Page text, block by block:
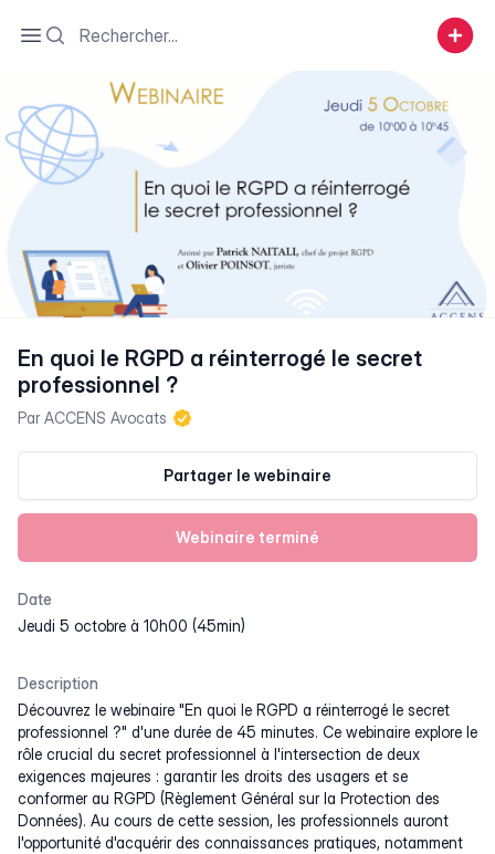
Open sidebar
Search
En quoi le RGPD a réinterrogé le secret
professionnel ?
ParACCENS Avocats
Partager le webinaire
Webinaire terminé
Date
jeudi 5 octobre à 10h00 (45min)
Description
Découvrez le webinaire "En quoi le RGPD a réinterrogé le secret
professionnel ?" d'une durée de 45 minutes. Ce webinaire explore le
rôle crucial du secret professionnel à l'intersection de deux
exigences majeures : garantir les droits des usagers et se
conformer au RGPD (Règlement Général sur la Protection des
Données). Au cours de cette session, les professionnels auront
l'opportunité d'acquérir des connaissances pratiques, notamment